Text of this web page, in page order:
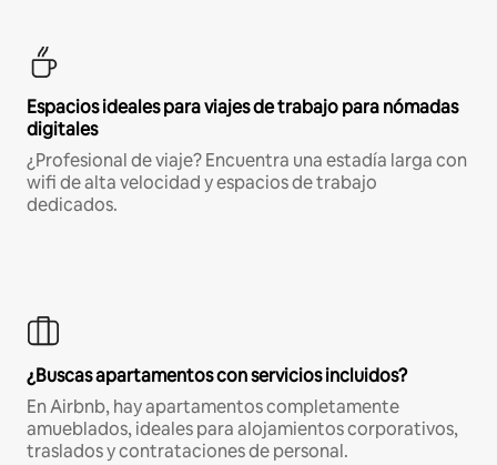
Espacios ideales para viajes de trabajo para nómadas
digitales
¿Profesional de viaje? Encuentra una estadía larga con
wifi de alta velocidad y espacios de trabajo
dedicados.
¿Buscas apartamentos con servicios incluidos?
En Airbnb, hay apartamentos completamente
amueblados, ideales para alojamientos corporativos,
traslados y contrataciones de personal.